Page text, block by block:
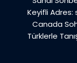
Keyifli
Canada
Türklerle